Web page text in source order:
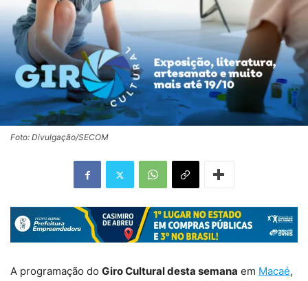
Foto: Divulgação/SECOM
A programação do Giro Cultural desta semana em Macaé,